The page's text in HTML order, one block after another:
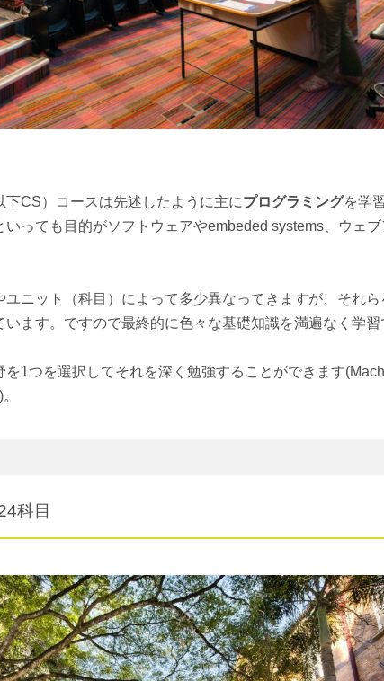
CS）コースは先述したように主にプログラミングを学
っても目的がソフトウェアやembeded systems、ウェ
ニット（科目）によって多少異なってきますが、それら
ます。ですので最終的に色々な基礎知識を満遍なく学習
を1つを選択してそれを深く勉強することができます
科目